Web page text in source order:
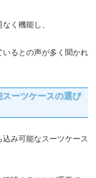
く機能し、
いるとの声が多く聞かれ
ーツケースの選び
み可能なスーツケース